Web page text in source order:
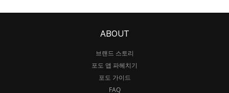
ABOUT
브랜드 스토리
포도 앱 파헤치기
포도 가이드
FAQ